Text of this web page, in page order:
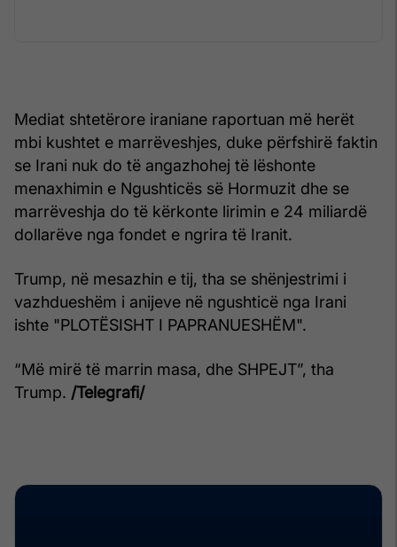
Mediat shtetërore iraniane raportuan më herët
mbi kushtet e marrëveshjes, duke përfshirë faktin
se Irani nuk do të angazhohej të lëshonte
menaxhimin e Ngushticës së Hormuzit dhe se
marrëveshja do të kërkonte lirimin e 24 miliardë
dollarëve nga fondet e ngrira të Iranit.
Trump, në mesazhin e tij, tha se shënjestrimi i
vazhdueshëm i anijeve në ngushticë nga Irani
ishte "PLOTËSISHT I PAPRANUESHËM".
“Më mirë të marrin masa, dhe SHPEJT”, tha
Trump. /Telegrafi/